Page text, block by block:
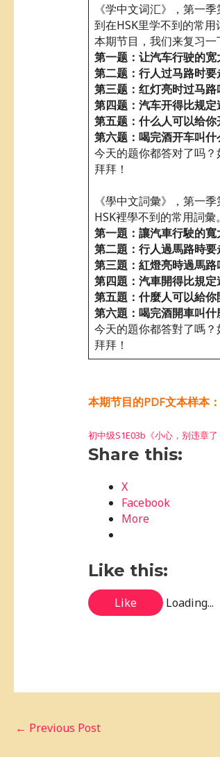
《学中文词汇》，第一
到在HSK里学不到的
本期节目，我们来复习一
第一题：让汽车行驶的宽
第二题：行人过马路时要
第三题：红灯亮时过马路
第四题：汽车开得比规
第五题：什么人可以给你
第六题：喝完酒开车叫
今天的题你都答对了吗
拜拜！
《學中文詞彙》，第一
HSK裡學不到的常用詞彙
第一題：讓汽車行駛的寬
第二題：行人過馬路時要
第三題：紅燈亮時過馬路
第四題：汽車開得比規定
第五題：什麼人可以給你
第六題：喝完酒開車叫什
今天的題你都答對了嗎
拜拜！
本期节目的PDF文本样本：
初中级S1E03b《小心，别违章了
Share this:
X
Facebook
More
Like this:
Like Loading...
← Previous Post